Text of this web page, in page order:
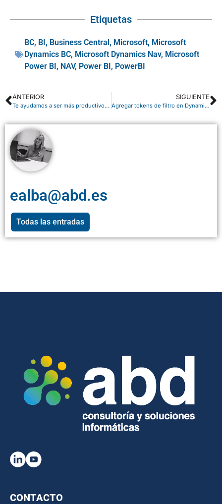
Etiquetas
BC, BI, Business Central, Microsoft, Microsoft
Dynamics BC, Microsoft Dynamics Nav, Microsoft
Power BI, NAV, Power BI, PowerBI
ANTERIOR
Te ayudamos a ser más productivo en casa con Microsoft Teams
SIGUIENTE
Agregar tokens de filtro en Dynamics 365
ealba@abd.es
Todas las entradas
CONTACTO